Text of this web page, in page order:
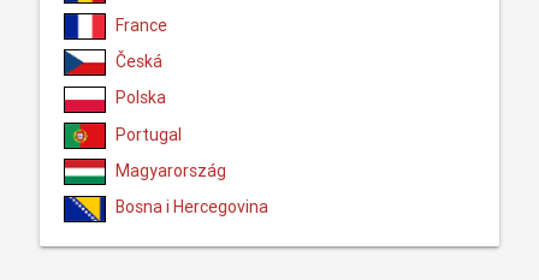
France
Česká
Polska
Portugal
Magyarország
Bosna i Hercegovina